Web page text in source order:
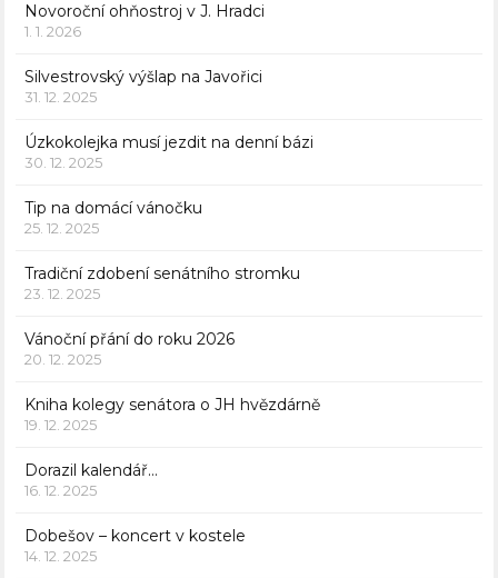
Novoroční ohňostroj v J. Hradci
1. 1. 2026
Silvestrovský výšlap na Javořici
31. 12. 2025
Úzkokolejka musí jezdit na denní bázi
30. 12. 2025
Tip na domácí vánočku
25. 12. 2025
Tradiční zdobení senátního stromku
23. 12. 2025
Vánoční přání do roku 2026
20. 12. 2025
Kniha kolegy senátora o JH hvězdárně
19. 12. 2025
Dorazil kalendář…
16. 12. 2025
Dobešov – koncert v kostele
14. 12. 2025